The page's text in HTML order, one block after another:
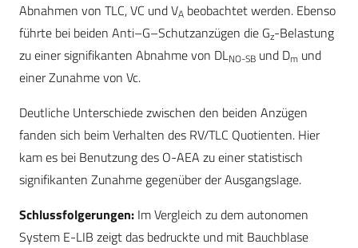
Abnahmen von TLC, VC und VA beobachtet werden. Ebenso
führte bei beiden Anti–G–Schutzanzügen die Gz-Belastung
zu einer signifikanten Abnahme von DLNO-SB und Dm und
einer Zunahme von Vc.
Deutliche Unterschiede zwischen den beiden Anzügen
fanden sich beim Verhalten des RV/TLC Quotienten. Hier
kam es bei Benutzung des O-AEA zu einer statistisch
signifikanten Zunahme gegenüber der Ausgangslage.
Schlussfolgerungen: Im Vergleich zu dem autonomen
System E-LIB zeigt das bedruckte und mit Bauchblase